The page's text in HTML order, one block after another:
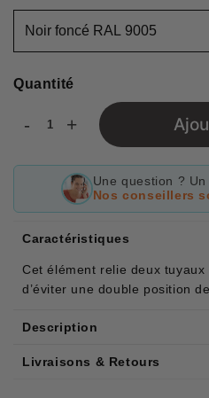
Quantité
- +
Une question ?
Nos conseillers
Caractéristiques
Cet élément relie deux
d’éviter une double position
Description
Livraisons & Retours